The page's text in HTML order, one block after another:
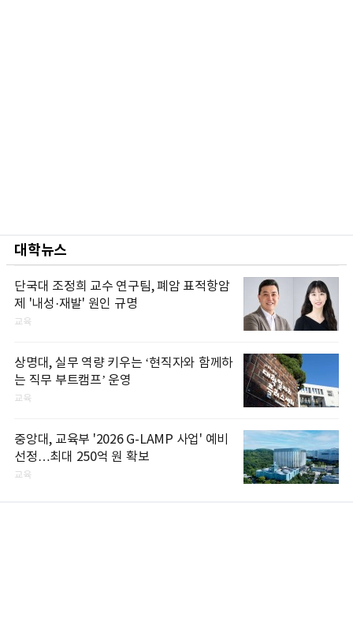
대학뉴스
단국대 조정희 교수 연구팀, 폐암 표적항암
제 '내성·재발' 원인 규명
교육
상명대, 실무 역량 키우는 ‘현직자와 함께하
는 직무 부트캠프’ 운영
교육
중앙대, 교육부 '2026 G-LAMP 사업' 예비
선정…최대 250억 원 확보
교육